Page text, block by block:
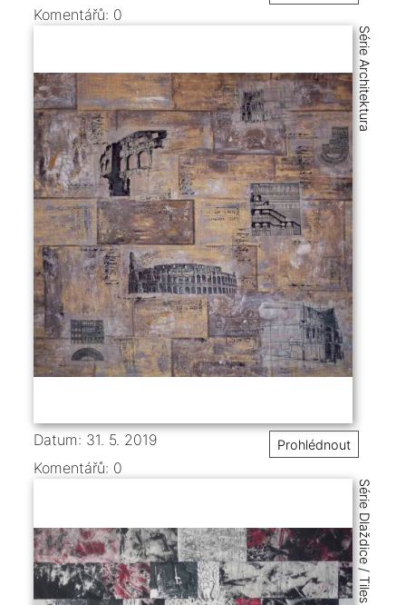
Komentářů: 0
Série Architektura
Datum: 31. 5. 2019 Prohlédnout
Komentářů: 0
Série Dlaždice / Tiles